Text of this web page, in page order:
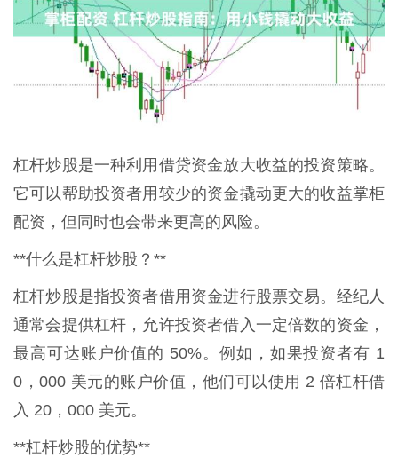
杠杆炒股是一种利用借贷资金放大收益的投资策略。
它可以帮助投资者用较少的资金撬动更大的收益掌柜
配资，但同时也会带来更高的风险。
**什么是杠杆炒股？**
杠杆炒股是指投资者借用资金进行股票交易。经纪人
通常会提供杠杆，允许投资者借入一定倍数的资金，
最高可达账户价值的 50%。例如，如果投资者有 1
0，000 美元的账户价值，他们可以使用 2 倍杠杆借
入 20，000 美元。
**杠杆炒股的优势**